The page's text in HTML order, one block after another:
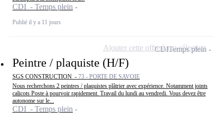
CDI - Temps plein
Publié il y a 11 jours
Peintre / plaquiste (H/F)
SGS CONSTRUCTION - 73 - PORTE DE SAVOIE
Nous recherchons 2 peintres / plaquistes plâtrier avec expérience. Notamment joints
calicots Poste à pourvoir rapidement. Travail du lundi au vendredi. Vous devez être
autonome sur le...
CDI - Temps plein
CDITemps plein
Ajouter cette offre à ma sélection